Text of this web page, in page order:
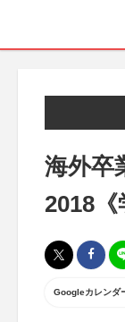
海外卒
2018《
Googleカレンダ